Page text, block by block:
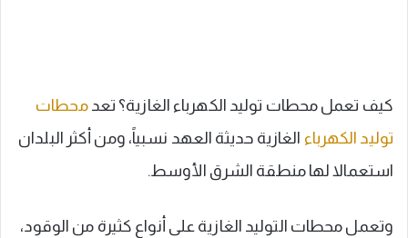
كيف تعمل محطات توليد الكهرباء الغازية؟ تعدمحطات
توليد الكهرباء الغازية حديثة العهد نسبياً، ومن أكثر البلدان
استعمالا لها منطقة الشرق الأوسط.
وتعمل محطات التوليد الغازية على أنواع كثيرة من الوقود،